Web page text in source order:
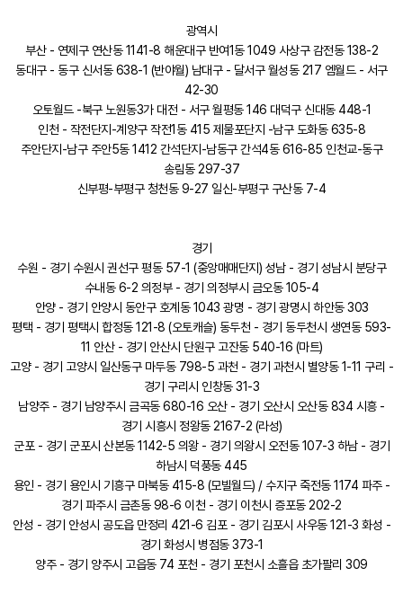
광역시
부산 - 연제구 연산동 1141-8 해운대구 반여1동 1049 사상구 감전동 138-2
동대구 - 동구 신서동 638-1 (반야월) 남대구 - 달서구 월성동 217 엠월드 - 서구
42-30
오토월드 -북구 노원동3가 대전 - 서구 월평동 146 대덕구 신대동 448-1
인천 - 작전단지-계양구 작전1동 415 제물포단지 -남구 도화동 635-8
주안단지-남구 주안5동 1412 간석단지-남동구 간석4동 616-85 인천교-동구
송림동 297-37
신부평-부평구 청천동 9-27 일신-부평구 구산동 7-4
경기
수원 - 경기 수원시 권선구 평동 57-1 (중앙매매단지) 성남 - 경기 성남시 분당구
수내동 6-2 의정부 - 경기 의정부시 금오동 105-4
안양 - 경기 안양시 동안구 호계동 1043 광명 - 경기 광명시 하안동 303
평택 - 경기 평택시 합정동 121-8 (오토캐슬) 동두천 - 경기 동두천시 생연동 593-
11 안산 - 경기 안산시 단원구 고잔동 540-16 (마트)
고양 - 경기 고양시 일산동구 마두동 798-5 과천 - 경기 과천시 별양동 1-11 구리 -
경기 구리시 인창동 31-3
남양주 - 경기 남양주시 금곡동 680-16 오산 - 경기 오산시 오산동 834 시흥 -
경기 시흥시 정왕동 2167-2 (라성)
군포 - 경기 군포시 산본동 1142-5 의왕 - 경기 의왕시 오전동 107-3 하남 - 경기
하남시 덕풍동 445
용인 - 경기 용인시 기흥구 마북동 415-8 (모빌월드) / 수지구 죽전동 1174 파주 -
경기 파주시 금촌동 98-6 이천 - 경기 이천시 증포동 202-2
안성 - 경기 안성시 공도읍 만정리 421-6 김포 - 경기 김포시 사우동 121-3 화성 -
경기 화성시 병점동 373-1
양주 - 경기 양주시 고읍동 74 포천 - 경기 포천시 소흘읍 초가팔리 309